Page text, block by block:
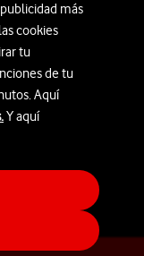
más
cookies
tu
de tu
Aquí
Y aquí